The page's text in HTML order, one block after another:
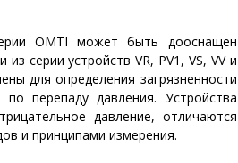
OMTI может быть дооснащен
из серии устройств VR, PV1, VS, VV и
для определения загрязненности
перепаду давления. Устройства
давление, отличаются
и принципами измерения.